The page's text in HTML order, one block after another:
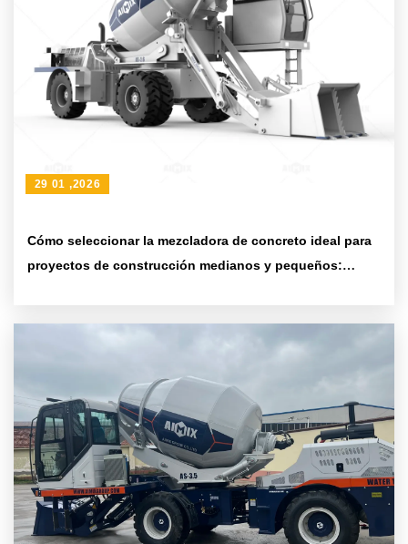
Cómo seleccionar la mezcladora de concreto ideal para
proyectos de construcción medianos y pequeños:
29 01 ,2026